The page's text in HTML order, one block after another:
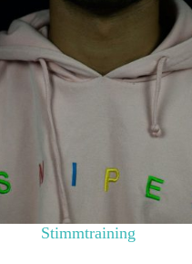
Stimmtraining